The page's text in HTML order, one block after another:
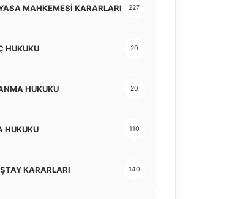
MAHKEMESİ KARARLARI 227
HUKUKU 20
HUKUKU 20
HUKUKU 110
KARARLARI 140